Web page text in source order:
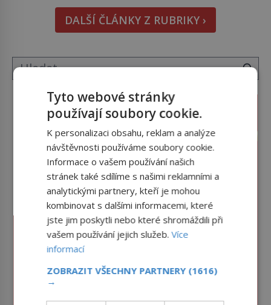
pověsil Napoleon? Samotný císař Napoleon
Bonaparte (1769–1821) má pro malbu slabost, a
tak si ji ještě jako první konzul přemístí do své
DALŠÍ ČLÁNKY Z RUBRIKY ›
Tyto webové stránky
používají soubory cookie.
K personalizaci obsahu, reklam a analýze
návštěvnosti používáme soubory cookie.
Informace o vašem používání našich
stránek také sdílíme s našimi reklamními a
analytickými partnery, kteří je mohou
kombinovat s dalšími informacemi, které
jste jim poskytli nebo které shromáždili při
vašem používání jejich služeb.Více
informací
ZOBRAZIT VŠECHNY PARTNERY (1616)
→